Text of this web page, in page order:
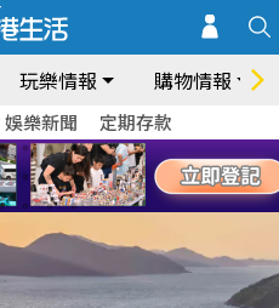
玩樂情報 購物情報
娛樂新聞 定期存款